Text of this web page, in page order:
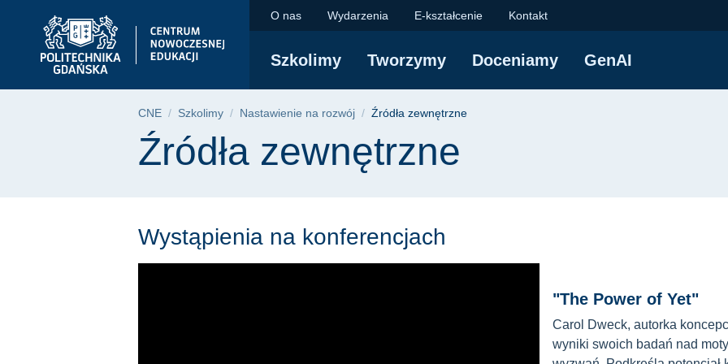
głównego
wyszukiwarki
Źródła zewnętrzne | Centrum
O nas Wydarzenia E-kształcenie Kontakt
Szkolimy Tworzymy Doceniamy GenAI
Ścieżka nawigacyjna
CNE Szkolimy Nastawienie na rozwój Źródła zewnętrzne
Treść strony
Źródła zewnętrzne
Wystąpienia na konferencjach
"The Power of Yet"
Carol Dweck, autorka
wyniki swoich badań nad